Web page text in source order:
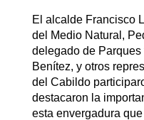
El alcalde Francisco
del Medio Natural,
delegado de
Benítez, y otros
del Cabildo
destacaron la
esta envergadura